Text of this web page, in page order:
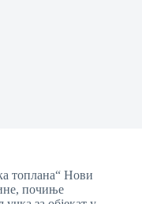
топлана“ Нови
почиње